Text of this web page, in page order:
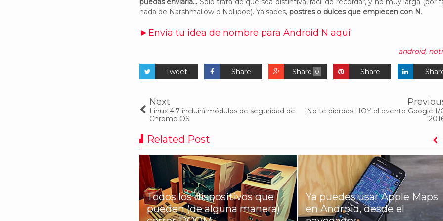
puedas enviarla... Sólo trata de que sea distintiva, fácil de recordar, y no muy larga (por
nada de Narshmallow o Nollipop). Ya sabes, postres o dulces que empiecen con N.
►Envía tu idea de nombre para Android N aquí
android,
Tweet Share 0
Share Share
Next
Linux 4.7 incluirá módulos de seguridad de
Chrome OS
¡No te pierdas HOY el evento Google I/
Related Post
Todos los dispositivos que
pueden (de alguna manera)
Ya puedes usar Apple Maps
en Android, desde el